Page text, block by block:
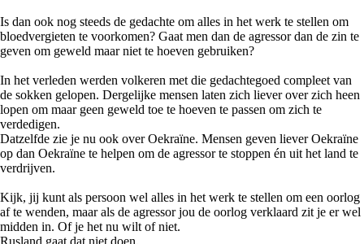
Is dan ook nog steeds de gedachte om alles in het werk te stellen om
bloedvergieten te voorkomen? Gaat men dan de agressor dan de zin te
geven om geweld maar niet te hoeven gebruiken?
In het verleden werden volkeren met die gedachtegoed compleet van
de sokken gelopen. Dergelijke mensen laten zich liever over zich heen
lopen om maar geen geweld toe te hoeven te passen om zich te
verdedigen.
Datzelfde zie je nu ook over Oekraïne. Mensen geven liever Oekraïne
op dan Oekraïne te helpen om de agressor te stoppen én uit het land te
verdrijven.
Kijk, jij kunt als persoon wel alles in het werk te stellen om een oorlog
af te wenden, maar als de agressor jou de oorlog verklaard zit je er wel
midden in. Of je het nu wilt of niet.
Rusland gaat dat niet doen.